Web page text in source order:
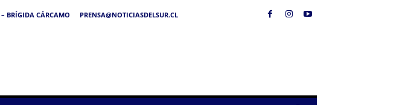
BRÍGIDA CÁRCAMO
PRENSA@NOTICIASDELSUR.CL